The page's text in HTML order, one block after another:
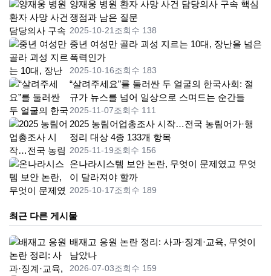
양재웅 병원 환자 사망 사건 담당의사 구속 핵심
쟁점과 남은 질문
2025-10-21조회수 138
중년 여성만 골라 괴성 지르는 10대, 장난을 넘은
폭력인가
2025-10-16조회수 183
“살려주세요”를 둘러싼 두 얼굴의 한국사회: 절
규가 뉴스를 넘어 일상으로 스며드는 순간들
2025-11-07조회수 111
2025 농림어업총조사 시작…전국 농림어가·행
정리 대상 4종 133개 항목
2025-11-19조회수 156
온나라시스템 보안 논란, 무엇이 문제였고 무엇
이 달라져야 할까
2025-10-17조회수 189
최근 다른 게시물
배재고 응원 논란 정리: 사과·징계·교육, 무엇이
남았나
2026-07-03조회수 159